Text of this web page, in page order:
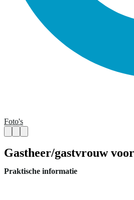
Foto's
Gastheer/gastvrouw
Praktische informatie